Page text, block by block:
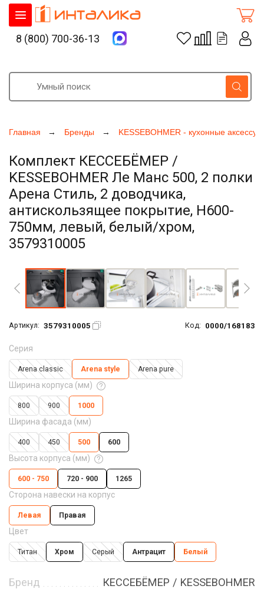
Главная Бренды KESSEBOHMER - кухонные
Комплект КЕССЕБЁМЕР /
KESSEBOHMER Ле Манс 500, 2 полки
Арена Стиль, 2 доводчика,
антискользящее покрытие, H600-
750мм, левый, белый/хром,
3579310005
Артикул: 3579310005 Код: 0000/168183
Серия
Arena classic Arena style Arena pure
Ширина корпуса (мм)
800 900 1000
Ширина фасада (мм)
400 450 500 600
Высота корпуса (мм)
600 - 750 720 - 900 1265
Сторона навески на корпус
Левая Правая
Цвет
Титан Хром Серый Антрацит Белый
Бренд
КЕССЕБЁМЕР / KESSEBOHMER
8 (800) 700-36-13